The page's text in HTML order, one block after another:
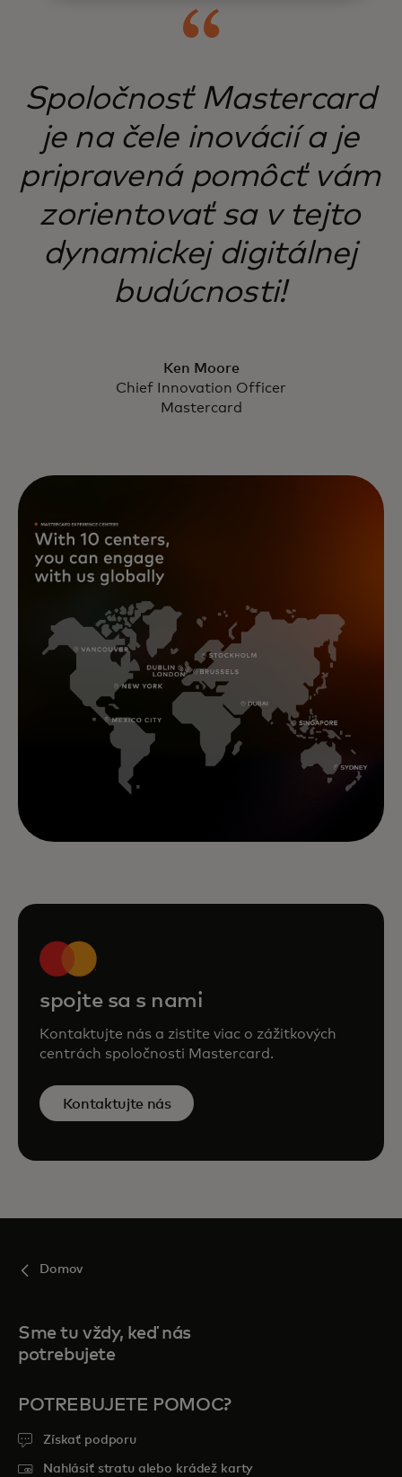
Spoločnosť Mastercard
je na čele inovácií a je
pripravená pomôcť vám
zorientovať sa v tejto
dynamickej digitálnej
budúcnosti!
Ken Moore
Chief Innovation Officer
Mastercard
spojte sa s nami
Kontaktujte nás a zistite viac o zážitkových
centrách spoločnosti Mastercard.
Kontaktujte nás
Domov
Sme tu vždy, keď nás
potrebujete
POTREBUJETE POMOC?
Získať podporu
Nahlásiť stratu alebo krádež karty